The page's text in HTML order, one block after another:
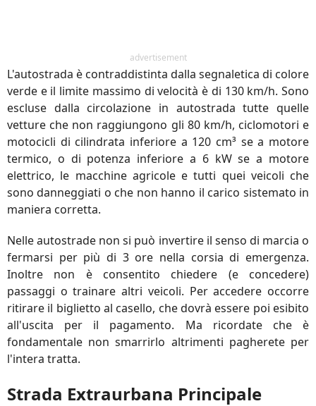
advertisement
L'autostrada è contraddistinta dalla segnaletica di colore
verde e il limite massimo di velocità è di 130 km/h. Sono
escluse dalla circolazione in autostrada tutte quelle
vetture che non raggiungono gli 80 km/h, ciclomotori e
motocicli di cilindrata inferiore a 120 cm³ se a motore
termico, o di potenza inferiore a 6 kW se a motore
elettrico, le macchine agricole e tutti quei veicoli che
sono danneggiati o che non hanno il carico sistemato in
maniera corretta.
Nelle autostrade non si può invertire il senso di marcia o
fermarsi per più di 3 ore nella corsia di emergenza.
Inoltre non è consentito chiedere (e concedere)
passaggi o trainare altri veicoli. Per accedere occorre
ritirare il biglietto al casello, che dovrà essere poi esibito
all'uscita per il pagamento. Ma ricordate che è
fondamentale non smarrirlo altrimenti pagherete per
l'intera tratta.
Strada Extraurbana Principale